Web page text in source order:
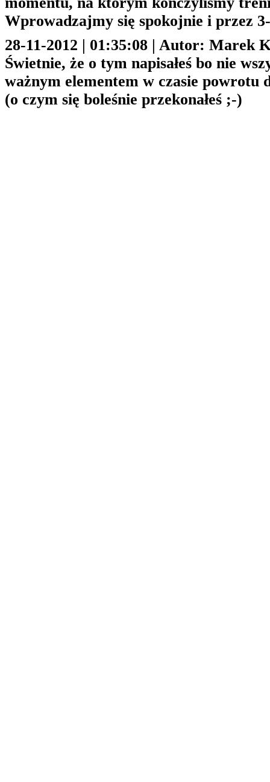
Wprowadzajmy się spokojnie i przez
28-11-2012 | 01:35:08 | Autor: Marek
Świetnie, że o tym napisałeś bo nie
ważnym elementem w czasie powrotu
(o czym się boleśnie przekonałeś ;-)